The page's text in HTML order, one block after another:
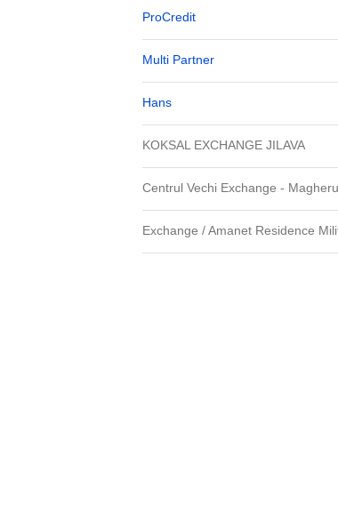
ProCredit
Multi Partner
Hans
KOKSAL EXCHANGE JILAVA
Centrul Vechi Exchange -
Exchange / Amanet Residence